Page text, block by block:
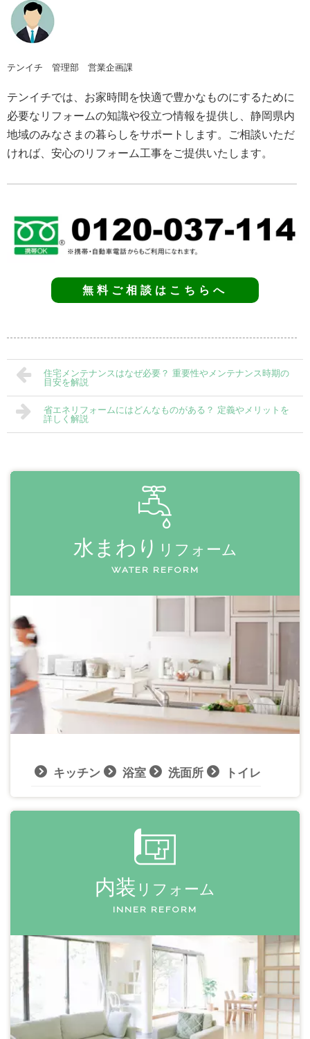
テンイチ 管理部 営業企画課
テンイチでは、お家時間を快適で豊かなものにするために
必要なリフォームの知識や役立つ情報を提供し、静岡県内
地域のみなさまの暮らしをサポートします。ご相談いただ
ければ、安心のリフォーム工事をご提供いたします。
無料ご相談はこちらへ
住宅メンテナンスはなぜ必要？ 重要性やメンテナンス時期の
目安を解説
省エネリフォームにはどんなものがある？ 定義やメリットを
詳しく解説
水まわり リフォーム
WATER REFORM
キッチン 浴室 洗面所 トイレ
内装 リフォーム
INNER REFORM